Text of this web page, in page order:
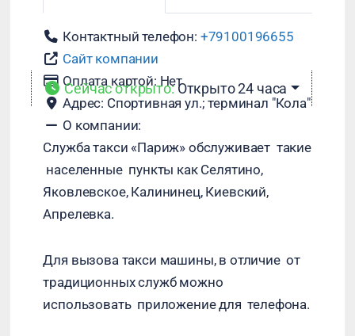
Контактный телефон: +79100196655
Сайт компании
Сейчас открыто:Открыто 24 часа
Оплата картой: Нет
Адрес: Спортивная ул.; терминал "Кола"
О компании:
Служба такси «Париж» обслуживает такие
населенные пункты как Селятино,
Яковлевское, Калининец, Киевский,
Апрелевка.
Для вызова такси машины, в отличие от
традиционных служб можно
использовать приложение для телефона.